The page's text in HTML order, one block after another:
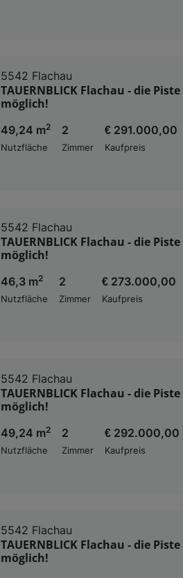
5542 Flachau
TAUERNBLICK Flachau - die
möglich!
49,24 m2
Nutzfläche
2
Zimmer
€ 291.000,00
Kaufpreis
5542 Flachau
TAUERNBLICK Flachau - die
möglich!
46,3 m2
Nutzfläche
2
Zimmer
€ 273.000,00
Kaufpreis
5542 Flachau
TAUERNBLICK Flachau - die
möglich!
49,24 m2
Nutzfläche
2
Zimmer
€ 292.000,00
Kaufpreis
5542 Flachau
TAUERNBLICK Flachau - die
möglich!